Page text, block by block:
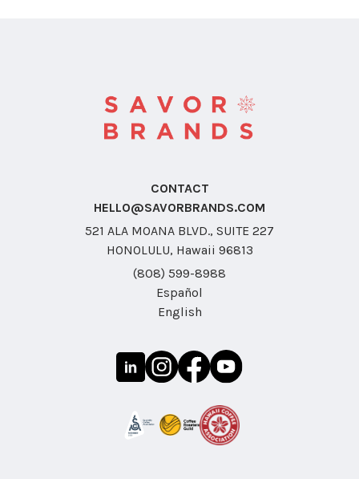
CONTACT
HELLO@SAVORBRANDS.COM
521 ALA MOANA BLVD., SUITE 227
HONOLULU, Hawaii 96813
(808) 599-8988
Español
English